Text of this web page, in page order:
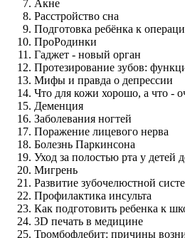
Акне
Расстройство сна
Подготовка ребёнка к
ПроРодинки
Гаджет - новый орган
Протезирование зубов:
Мифы и правда о депрессии
Что для кожи хорошо, а что -
Деменция
Заболевания ногтей
Поражение лицевого нерва
Болезнь Паркинсона
Уход за полостью рта у детей
Мигрень
Развитие зубочелюстной
Профилактика инсульта
Как подготовить ребенка к
3D печать в медицине
Тромбофлебит: причины